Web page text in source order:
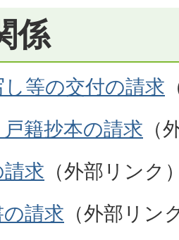
係
等の交付の請求
戸籍抄本の請求 （
請求 （外部リンク
請求 （外部リン